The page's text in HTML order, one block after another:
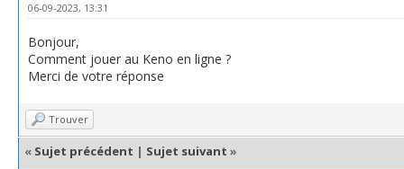
06-09-2023, 13:31
Bonjour,
Comment jouer au Keno en ligne ?
Merci de votre réponse
Trouver
« Sujet précédent | Sujet suivant »